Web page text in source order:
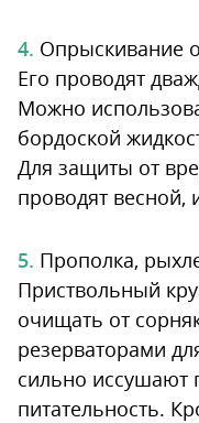
Опрыскивание
Его проводят
Можно
бордоской
Для защиты от
проводят весной,
Прополка,
Приствольный
очищать от
резерваторами
сильно иссушают
питательность.